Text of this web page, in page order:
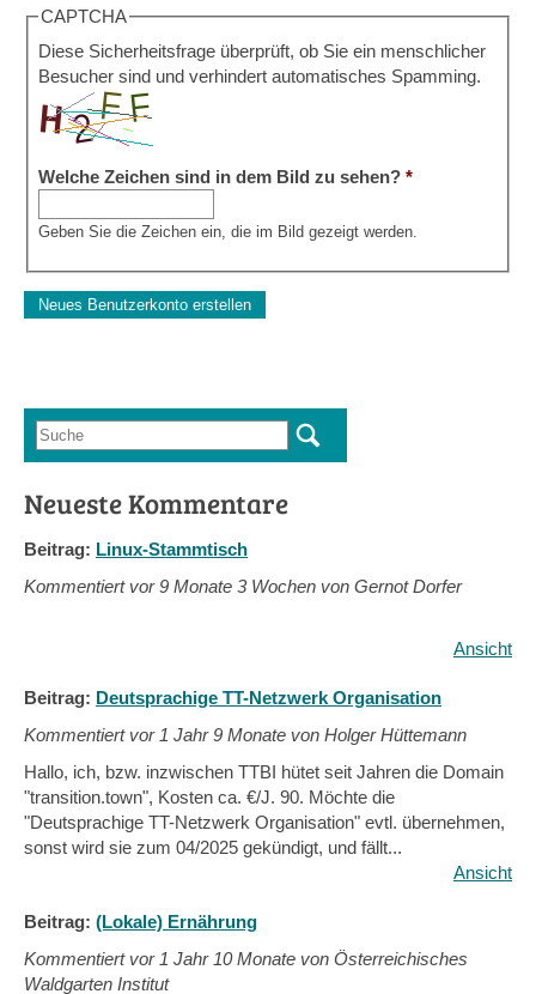
CAPTCHA
Diese Sicherheitsfrage überprüft, ob Sie ein menschlicher
Besucher sind und verhindert automatisches Spamming.
Welche Zeichen sind in dem Bild zu sehen? *
Geben Sie die Zeichen ein, die im Bild gezeigt werden.
Suchformular
Suche
Neueste Kommentare
Beitrag: Linux-Stammtisch
Kommentiert vor9 Monate 3 Wochen von Gernot Dorfer
Ansicht
Beitrag: Deutsprachige TT-Netzwerk Organisation
Kommentiert vor 1 Jahr 9 Monate von Holger Hüttemann
Hallo, ich, bzw. inzwischen TTBI hütet seit Jahren die Domain
"transition.town", Kosten ca. €/J. 90. Möchte die
"Deutsprachige TT-Netzwerk Organisation" evtl. übernehmen,
sonst wird sie zum 04/2025 gekündigt, und fällt...
Ansicht
Beitrag: (Lokale) Ernährung
Kommentiert vor 1 Jahr 10 Monate von Österreichisches
Waldgarten Institut